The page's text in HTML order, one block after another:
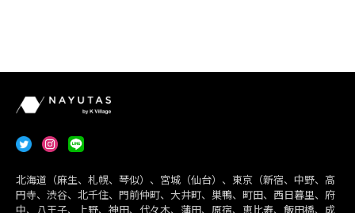
北海道（麻生、札幌、琴似）、宮城（仙台）、東京（新宿、中野、高
円寺、渋谷、北千住、門前仲町、大井町、巣鴨、町田、西日暮里、府
中、八王子、上野、神田、代々木、蒲田、原宿、恵比寿、飯田橋、成